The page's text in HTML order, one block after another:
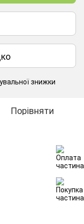
знижки
Порівняти